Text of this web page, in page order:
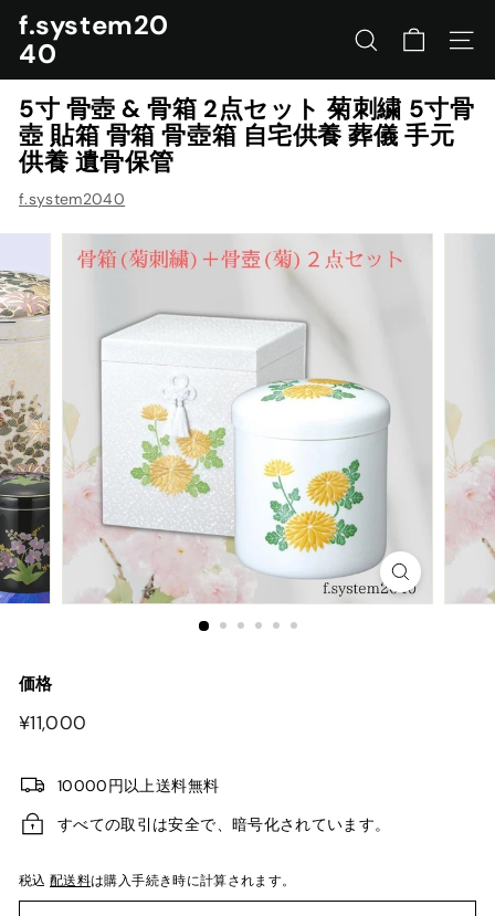
ン
プ
る
f.system20
40
サイトを検索する
ナビ
5寸 骨壺 & 骨箱 2点セット 菊刺繍 5寸骨
壺 貼箱 骨箱 骨壺箱 自宅供養 葬儀 手元
供養 遺骨保管
f.system2040
価格
¥11,000
10000円以上送料無料
すべての取引は安全で、暗号化されています。
税込配送料は購入手続き時に計算されます。